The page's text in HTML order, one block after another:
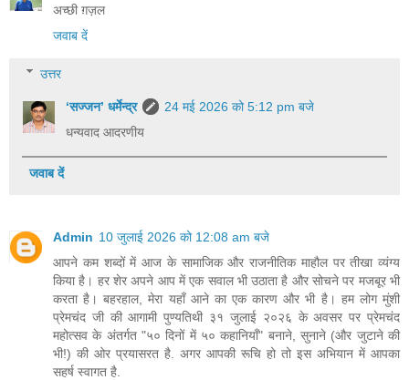
अच्छी ग़ज़ल
जवाब दें
उत्तर
‘सज्जन’ धर्मेन्द्र
24 मई 2026 को 5:12 pm बजे
धन्यवाद आदरणीय
जवाब दें
Admin 10 जुलाई 2026 को 12:08 am बजे
आपने कम शब्दों में आज के सामाजिक और राजनीतिक माहौल पर तीखा व्यंग्य
किया है। हर शेर अपने आप में एक सवाल भी उठाता है और सोचने पर मजबूर भी
करता है। बहरहाल, मेरा यहाँ आने का एक कारण और भी है। हम लोग मुंशी
प्रेमचंद जी की आगामी पुण्यतिथी ३१ जुलाई २०२६ के अवसर पर प्रेमचंद
महोत्सव के अंतर्गत "५० दिनों में ५० कहानियाँ" बनाने, सुनाने (और जुटाने की
भी!) की ओर प्रयासरत है. अगर आपकी रूचि हो तो इस अभियान में आपका
सहर्ष स्वागत है.